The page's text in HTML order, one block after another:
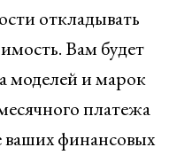
откладывать
Вам будет
моделей и марок
платежа
ваших финансовых